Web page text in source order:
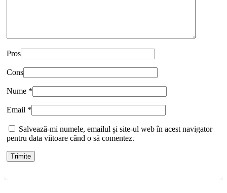
Pros
Cons
Nume *
Email *
Salvează-mi numele, emailul și site-ul web în acest navigator
pentru data viitoare când o să comentez.